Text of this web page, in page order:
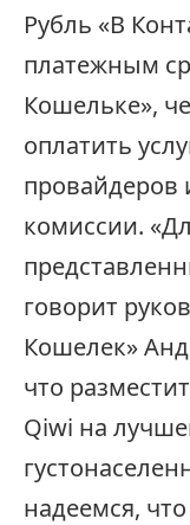
Рубль «В
платежным
Кошельке»,
оплатить
провайдеров
комиссии.
говорит
Кошелек»
что
Qiwi на
надеемся,